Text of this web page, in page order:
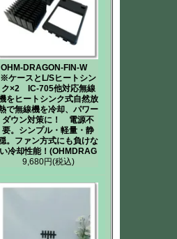
OHM-DRAGON-FIN-W
※ケースとL/Sヒートシン
ク×2 IC-705他対応無線
をヒートシンク式自然放
で無線機を冷却、パワー
ダウン対策に！ 電源不
要。シンプル・軽量・静
。ファン方式にも負けな
い冷却性能！(OHMDRAG
9,680円(税込)